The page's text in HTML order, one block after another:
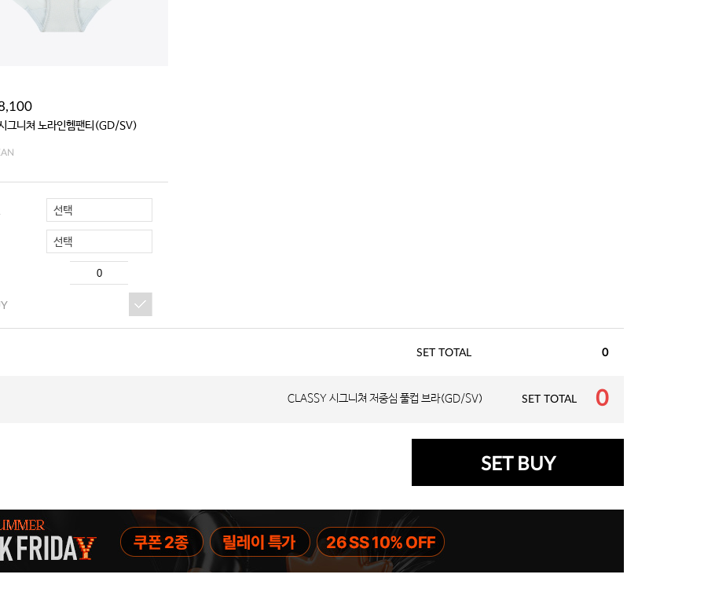
그니쳐 노라인헴팬티(GD/SV)
선택
선택
SET TOTAL 0
CLASSY 시그니쳐 저중심 풀컵 브라(GD/SV) SET TOTAL 0
SET BUY